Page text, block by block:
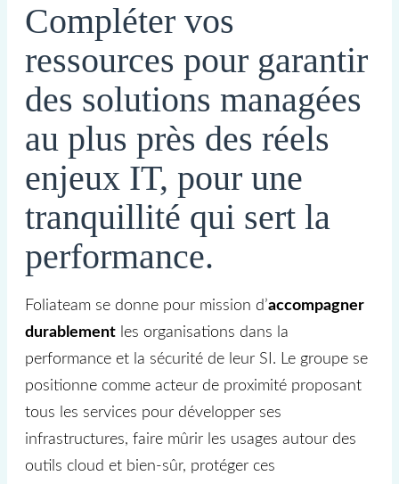
Compléter vos
ressources pour garantir
des solutions managées
au plus près des réels
enjeux IT, pour une
tranquillité qui sert la
performance.
Foliateam se donne pour mission d’accompagner
durablement les organisations dans la
performance et la sécurité de leur SI. Le groupe se
positionne comme acteur de proximité proposant
tous les services pour développer ses
infrastructures, faire mûrir les usages autour des
outils cloud et bien-sûr, protéger ces